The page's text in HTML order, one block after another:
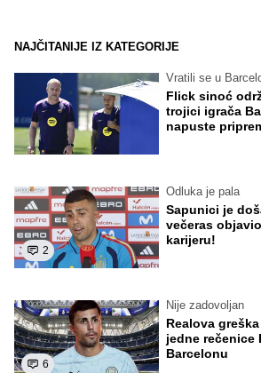
NAJČITANIJE IZ KATEGORIJE
Vratili se u
Flick sinoć
trojici igrača
napuste
2
Odluka je pala
Sapunici je
večeras
karijeru!
6
Nije zadovoljan
Realova
jedne rečenice
Barcelonu